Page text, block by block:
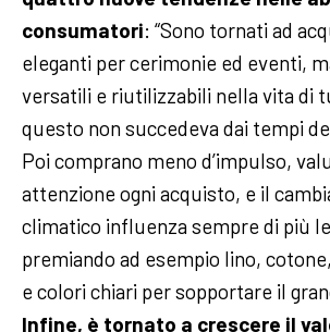
consumatori: “Sono tornati ad
eleganti per cerimonie ed eventi,
versatili e riutilizzabili nella vita di
questo non succedeva dai tempi
Poi comprano meno d’impulso,
attenzione ogni acquisto, e il
climatico influenza sempre di più
premiando ad esempio lino,
e colori chiari per sopportare il
Infine, è tornato a crescere il